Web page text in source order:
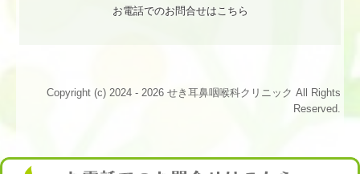
お電話でのお問合せはこちら
Copyright (c) 2024 - 2026 せき耳鼻咽喉科クリニック All Rights
Reserved.